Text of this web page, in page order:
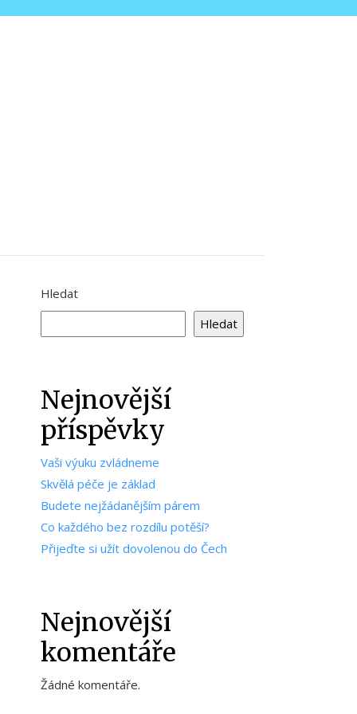
Hledat
Hledat
Nejnovější
příspěvky
Vaši výuku zvládneme
Skvělá péče je základ
Budete nejžádanějším párem
Co každého bez rozdílu potěší?
Přijeďte si užít dovolenou do Čech
Nejnovější
komentáře
Žádné komentáře.